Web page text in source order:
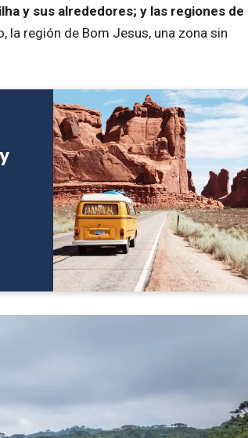
y sus alrededores; y las regiones de
la región de Bom Jesus, una zona sin